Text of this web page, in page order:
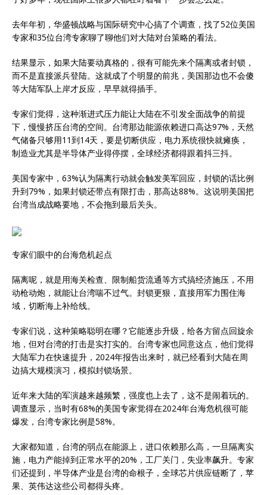
去年年初，华盛顿战略与国际研究中心搞了个调查，找了52位美国
专家和35位台湾专家聊了聊他们对大陆对台策略的看法。
结果显示，如果大陆要动真格的，很有可能先来个隔离或者封锁，
而不是直接派兵登陆。这就成了个明显的前兆，美国那边也不会傻
等大陆军队上岸才反应，早早就得插手。
专家们觉得，这种渐进式压力能让大陆在不引发全面战争的前提
下，慢慢挤压台湾的空间。台湾那边能源依赖进口高达97%，天然
气储备只够用11到14天，要是切断供应，电力系统很快就瘫痪，
制造业尤其是半导体产业得停摆，全球经济都得跟着抖三抖。
美国专家中，63%认为隔离行动就会触发美军回应，封锁的话比例
升到79%，如果封锁还带点有限打击，那高达88%。这说明美国把
台湾当成战略要地，不会拖到最后关头。
专家们眼中的台海危机起点
隔离呢，就是用海关检查、限制船货流通等方式搞经济施压，不用
动枪动炮，就能让台湾喘不过气。封锁更狠，直接用军力围住海
域，切断海上补给线。
专家们说，这种策略聪明在哪？它能逐步升级，给各方留点回旋余
地，但对台湾的打击是实打实的。台湾专家也同意这点，他们觉得
大陆军力在快速提升，2024年报告出来时，就已经看到大陆在周
边搞大规模演习，模拟封锁场景。
近年来大陆的军演越来越频繁，强度也上去了，这不是闹着玩的。
调查显示，当时有68%的美国专家觉得在2024年台海危机很可能
爆发，台湾专家比例是58%。
大家都知道，台湾的弱点在能源上，进口依赖那么高，一旦隔离实
施，电力产能掉到正常水平的20%，工厂关门，失业率飙升。专家
们还提到，半导体产业是台湾的命根子，全球芯片供应链断了，苹
果、英伟达这些公司都得头疼。